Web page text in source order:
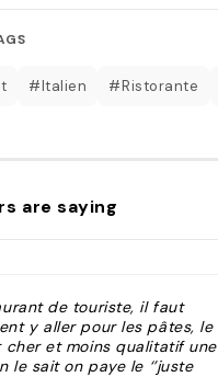
#Italien #Ristorante
are saying
de touriste, il faut
y aller pour les pâtes, le
cher et moins qualitatif une
le sait on paye le ‘’juste